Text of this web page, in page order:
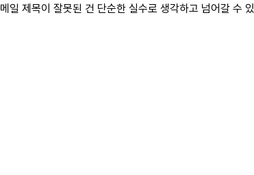
메일 제목이 잘못된 건 단순한 실수로 생각하고 넘어갈 수